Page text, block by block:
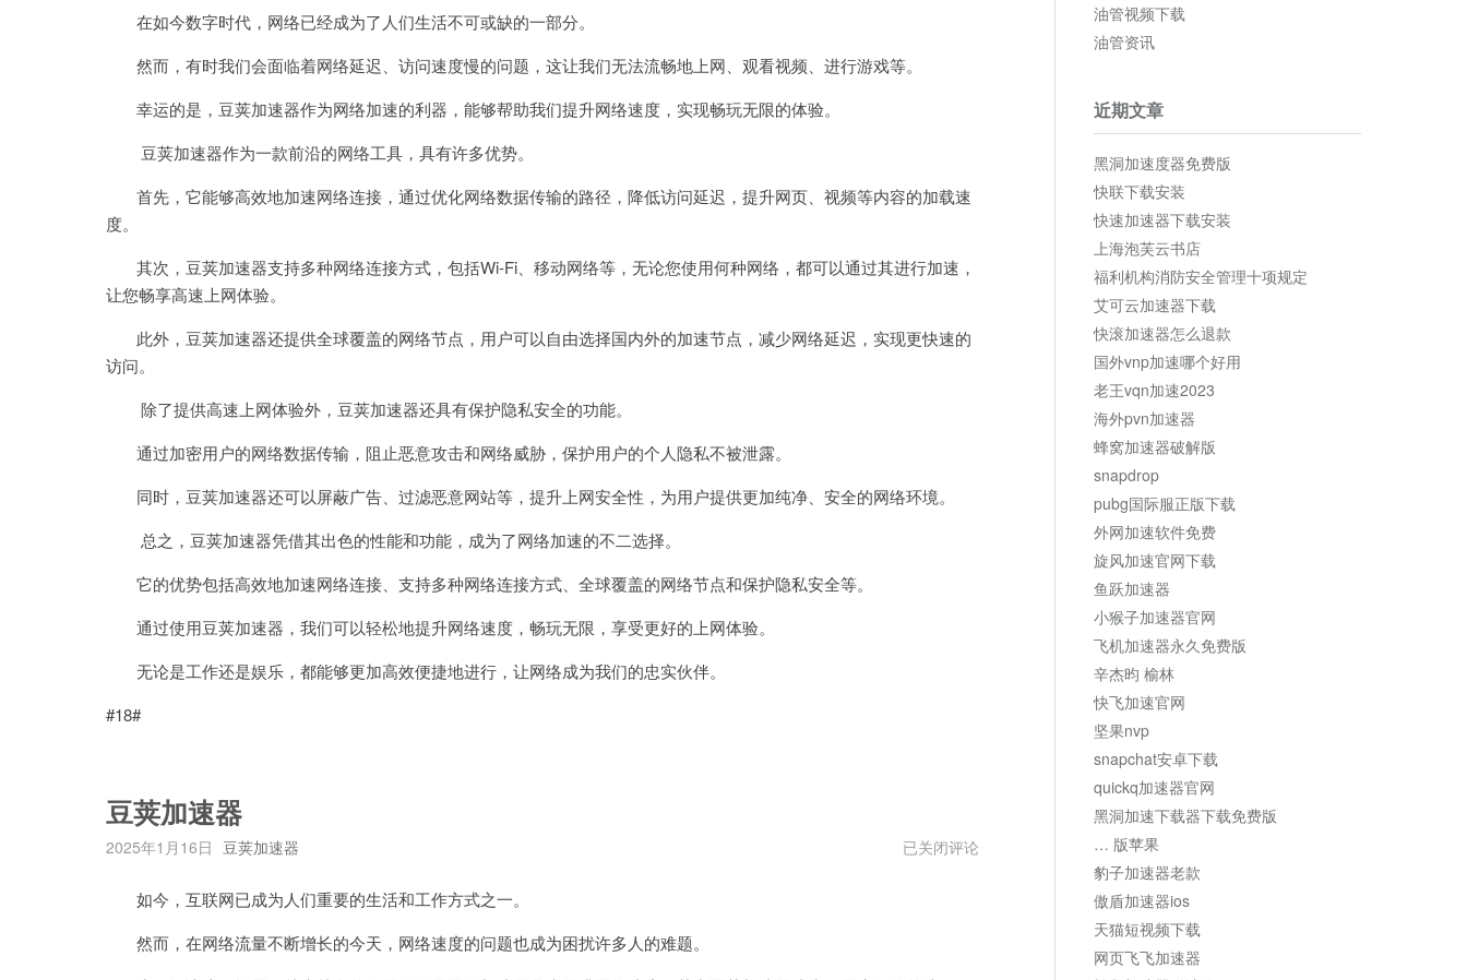
速
器
在如今数字时代，网络已经成为了人们生活不可或缺的一部分。
然而，有时我们会面临着网络延迟、访问速度慢的问题，这让我们无法流畅地上网、观看视频、进行游戏等。
幸运的是，豆荚加速器作为网络加速的利器，能够帮助我们提升网络速度，实现畅玩无限的体验。
豆荚加速器作为一款前沿的网络工具，具有许多优势。
首先，它能够高效地加速网络连接，通过优化网络数据传输的路径，降低访问延迟，提升网页、视频等内容的加载速
度。
其次，豆荚加速器支持多种网络连接方式，包括Wi-Fi、移动网络等，无论您使用何种网络，都可以通过其进行加速，
让您畅享高速上网体验。
此外，豆荚加速器还提供全球覆盖的网络节点，用户可以自由选择国内外的加速节点，减少网络延迟，实现更快速的
访问。
除了提供高速上网体验外，豆荚加速器还具有保护隐私安全的功能。
通过加密用户的网络数据传输，阻止恶意攻击和网络威胁，保护用户的个人隐私不被泄露。
同时，豆荚加速器还可以屏蔽广告、过滤恶意网站等，提升上网安全性，为用户提供更加纯净、安全的网络环境。
总之，豆荚加速器凭借其出色的性能和功能，成为了网络加速的不二选择。
它的优势包括高效地加速网络连接、支持多种网络连接方式、全球覆盖的网络节点和保护隐私安全等。
通过使用豆荚加速器，我们可以轻松地提升网络速度，畅玩无限，享受更好的上网体验。
无论是工作还是娱乐，都能够更加高效便捷地进行，让网络成为我们的忠实伙伴。
#18#
豆荚加速器
2025年1月16日 豆荚加速器
豆
荚
已关闭评论
如今，互联网已成为人们重要的生活和工作方式之一。
然而，在网络流量不断增长的今天，网络速度的问题也成为困扰许多人的难题。
油管视频下载
油管资讯
近期文章
黑洞加速度器免费版
快联下载安装
快速加速器下载安装
上海泡芙云书店
福利机构消防安全管理十项规定
艾可云加速器下载
快滚加速器怎么退款
国外vnp加速哪个好用
老王vqn加速2023
海外pvn加速器
蜂窝加速器破解版
snapdrop
pubg国际服正版下载
外网加速软件免费
旋风加速官网下载
鱼跃加速器
小猴子加速器官网
飞机加速器永久免费版
辛杰昀 榆林
快飞加速官网
坚果nvp
snapchat安卓下载
quickq加速器官网
黑洞加速下载器下载免费版
… 版苹果
豹子加速器老款
傲盾加速器ios
天猫短视频下载
网页飞飞加速器